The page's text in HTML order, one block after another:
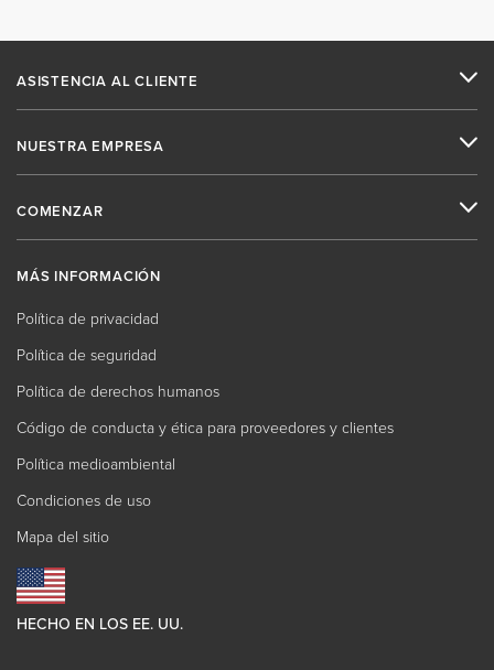
ASISTENCIA AL CLIENTE
NUESTRA EMPRESA
COMENZAR
MÁS INFORMACIÓN
Política de privacidad
Política de seguridad
Política de derechos humanos
Código de conducta y ética para proveedores y clientes
Política medioambiental
Condiciones de uso
Mapa del sitio
HECHO EN LOS EE. UU.